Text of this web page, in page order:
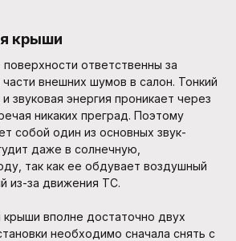
крыши
ответственны за
внешних шумов в салон. Тонкий
звуковая энергия проникает через
никаких преград. Поэтому
собой один из основных звук-
даже в солнечную,
так как ее обдувает воздушный
из-за движения ТС.
крыши вполне достаточно двух
необходимо сначала снять с